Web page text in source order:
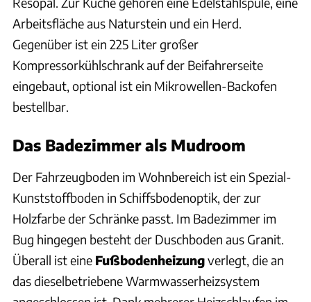
Arbeitsfläche aus Naturstein und ein Herd.
Gegenüber ist ein 225 Liter großer
Kompressorkühlschrank auf der Beifahrerseite
eingebaut, optional ist ein Mikrowellen-Backofen
bestellbar.
Das Badezimmer als Mudroom
Der Fahrzeugboden im Wohnbereich ist ein Spezial-
Kunststoffboden in Schiffsbodenoptik, der zur
Holzfarbe der Schränke passt. Im Badezimmer im
Bug hingegen besteht der Duschboden aus Granit.
Überall ist eine Fußbodenheizungverlegt, die an
das dieselbetriebene Warmwasserheizsystem